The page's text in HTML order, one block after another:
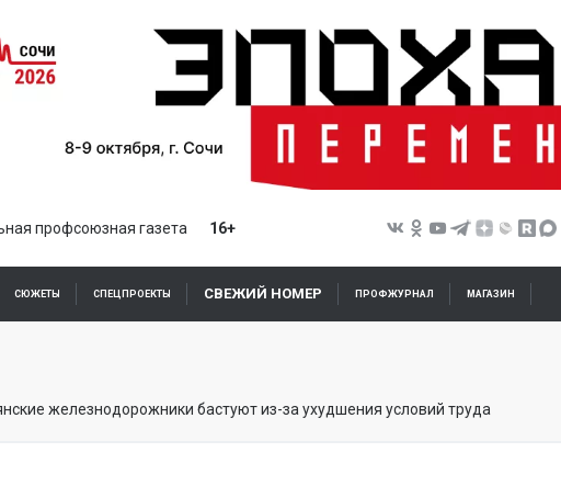
профсоюзная газета 16+
СЮЖЕТЫ СПЕЦПРОЕКТЫ СВЕЖИЙ НОМЕР ПРОФЖУРНАЛ МАГАЗИН
железнодорожники бастуют из-за ухудшения условий труда